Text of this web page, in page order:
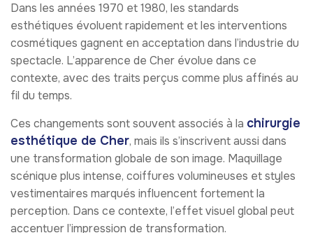
Dans les années 1970 et 1980, les standards
esthétiques évoluent rapidement et les interventions
cosmétiques gagnent en acceptation dans l’industrie du
spectacle. L’apparence de Cher évolue dans ce
contexte, avec des traits perçus comme plus affinés au
fil du temps.
Ces changements sont souvent associés à la chirurgie
esthétique de Cher, mais ils s’inscrivent aussi dans
une transformation globale de son image. Maquillage
scénique plus intense, coiffures volumineuses et styles
vestimentaires marqués influencent fortement la
perception. Dans ce contexte, l’effet visuel global peut
accentuer l’impression de transformation.